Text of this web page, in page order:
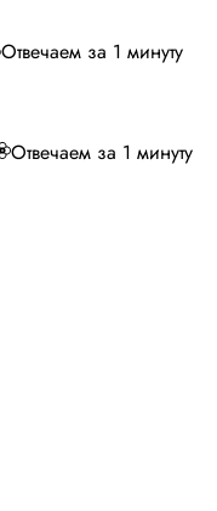
Отвечаем за 1 минуту
Отвечаем за 1 минуту